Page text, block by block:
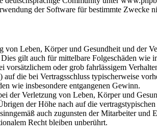
der Software für bestimmte Zwecke
von Leben, Körper und Gesundheit und der
gilt auch für mittelbare Folgeschäden wie
vorsätzlichem oder grob fahrlässigem
die bei Vertragsschluss typischerweise
wie insbesondere entgangenen Gewinn.
der Verletzung von Leben, Körper und
der Höhe nach auf die
auch zugunsten der Mitarbeiter und
Recht bleiben unberührt.